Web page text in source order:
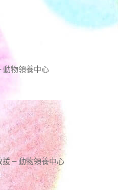
動物領養中心
– 動物領養中心